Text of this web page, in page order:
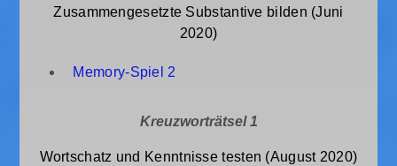
Zusammengesetzte Substantive bilden (Juni
2020)
Memory-Spiel 2
Kreuzworträtsel 1
Wortschatz und Kenntnisse testen (August 2020)